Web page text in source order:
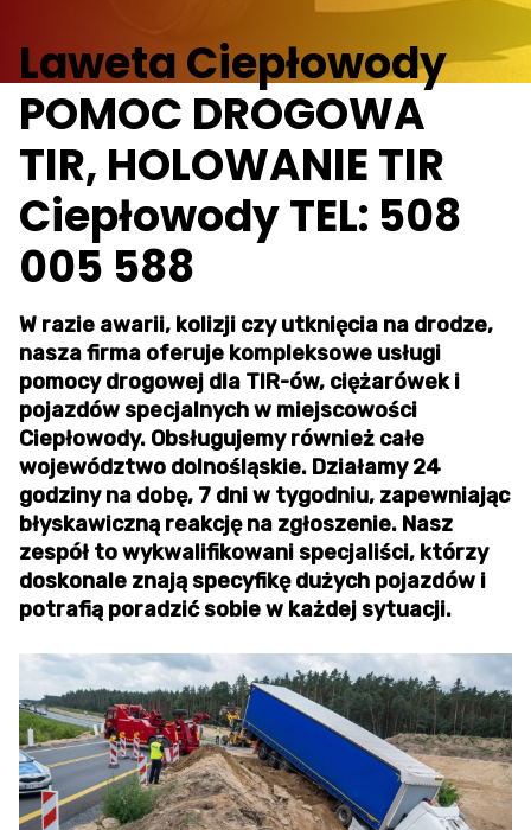
Laweta Ciepłowody
POMOC DROGOWA
TIR, HOLOWANIE TIR
Ciepłowody TEL: 508
005 588
W razie awarii, kolizji czy utknięcia na drodze,
nasza firma oferuje kompleksowe usługi
pomocy drogowej dla TIR-ów, ciężarówek i
pojazdów specjalnych w miejscowości
Ciepłowody. Obsługujemy również całe
województwo dolnośląskie. Działamy 24
godziny na dobę, 7 dni w tygodniu, zapewniając
błyskawiczną reakcję na zgłoszenie. Nasz
zespół to wykwalifikowani specjaliści, którzy
doskonale znają specyfikę dużych pojazdów i
potrafią poradzić sobie w każdej sytuacji.